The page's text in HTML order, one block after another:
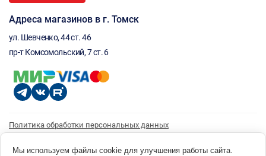
Адреса магазинов в г. Томск
ул. Шевченко, 44 ст. 46
пр-т Комсомольский, 7 ст. 6
Политика обработки персональных данных
Согласие на получение рассылки
Мы используем файлы cookie для улучшения работы сайта.